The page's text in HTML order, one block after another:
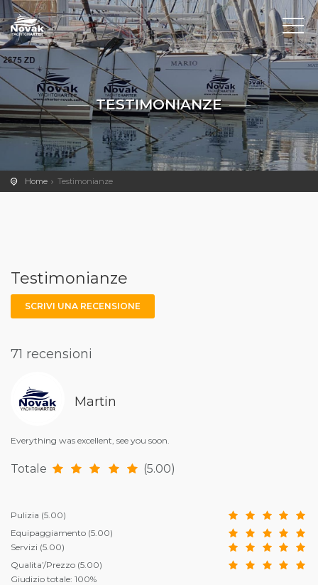
TESTIMONIANZE
Home Testimonianze
Testimonianze
SCRIVI UNA RECENSIONE
71 recensioni
Martin
Everything was excellent, see you soon.
Totale (5.00)
Pulizia (5.00)
Equipaggiamento (5.00)
Servizi (5.00)
Qualita’/Prezzo (5.00)
Giudizio totale: 100%